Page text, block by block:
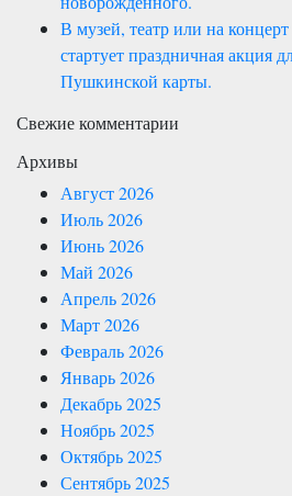
В музей, театр или на
стартует праздничная акция
Пушкинской карты.
Свежие комментарии
Архивы
Август 2026
Июль 2026
Июнь 2026
Май 2026
Апрель 2026
Март 2026
Февраль 2026
Январь 2026
Декабрь 2025
Ноябрь 2025
Октябрь 2025
Сентябрь 2025